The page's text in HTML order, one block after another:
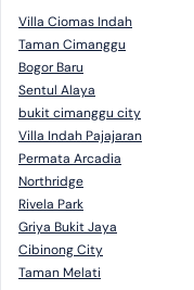
Villa Ciomas Indah
Taman Cimanggu
Bogor Baru
Sentul Alaya
bukit cimanggu city
Villa Indah Pajajaran
Permata Arcadia
Northridge
Rivela Park
Griya Bukit Jaya
Cibinong City
Taman Melati